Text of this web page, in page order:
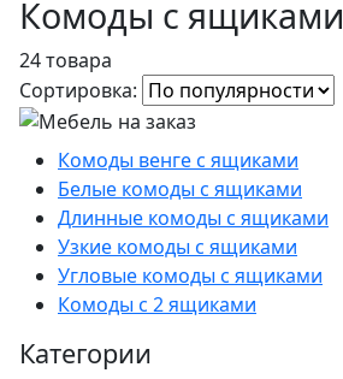
Комоды с ящиками
24 товара
Сортировка:
Комоды венге с ящиками
Белые комоды с ящиками
Длинные комоды с ящиками
Узкие комоды с ящиками
Угловые комоды с ящиками
Комоды с 2 ящиками
Категории